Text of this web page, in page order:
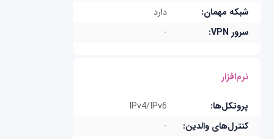
شبکه مهمان:
دارد
سرور VPN:
-
نرم‌افزار
پروتکل‌ها:
IPv4/IPv6
کنترل‌‌های والدین:
-